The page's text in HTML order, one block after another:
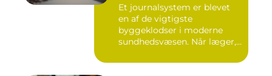
Et journalsystem er blevet
en af de vigtigste
byggeklodser i moderne
sundhedsvæsen. Når læger,